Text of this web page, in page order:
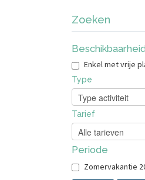
Zoeken
Beschikbaarheid
Enkel met vrije
Type
Tarief
Periode
Zomervakantie